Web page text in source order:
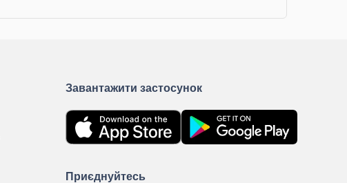
Завантажити застосунок
Приєднуйтесь